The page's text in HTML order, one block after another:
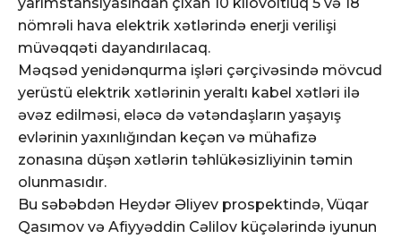
nömrəli hava elektrik xətlərində enerji verilişi
müvəqqəti dayandırılacaq.
Məqsəd yenidənqurma işləri çərçivəsində mövcud
yerüstü elektrik xətlərinin yeraltı kabel xətləri ilə
əvəz edilməsi, eləcə də vətəndaşların yaşayış
evlərinin yaxınlığından keçən və mühafizə
zonasına düşən xətlərin təhlükəsizliyinin təmin
olunmasıdır.
Bu səbəbdən Heydər Əliyev prospektində, Vüqar
Qasımov və Afiyyəddin Cəlilov küçələrində iyunun